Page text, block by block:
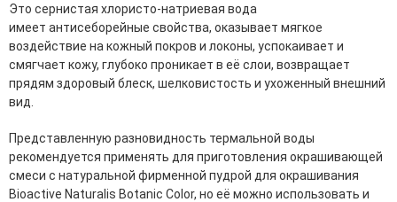
Молочко и сливки для лица
Наборы для ухода за лицом
Пенки и муссы для лица
Скрабы, пилинги и гоммажи для лица
Спреи для лица
Сыворотки, эликсиры, эмульсии, концентраты и
эссенции для лица
Уход для губ
Уход для кожи вокруг глаз
Это сернистая хлористо-натриевая вода
имеет антисеборейные свойства, оказывает мягкое
воздействие на кожный покров и локоны, успокаивает и
смягчает кожу, глубоко проникает в её слои, возвращает
прядям здоровый блеск, шелковистость и ухоженный внешний
вид.
Представленную разновидность термальной воды
рекомендуется применять для приготовления окрашивающей
смеси с натуральной фирменной пудрой для окрашивания
Biоaсtive Naturalis Botanic Color, но её можно использовать и